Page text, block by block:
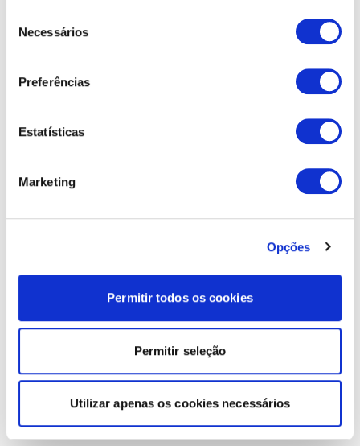
Necessários
Preferências
Estatísticas
Marketing
Opções
Permitir todos os cookies
Permitir seleção
Utilizar apenas os cookies necessários